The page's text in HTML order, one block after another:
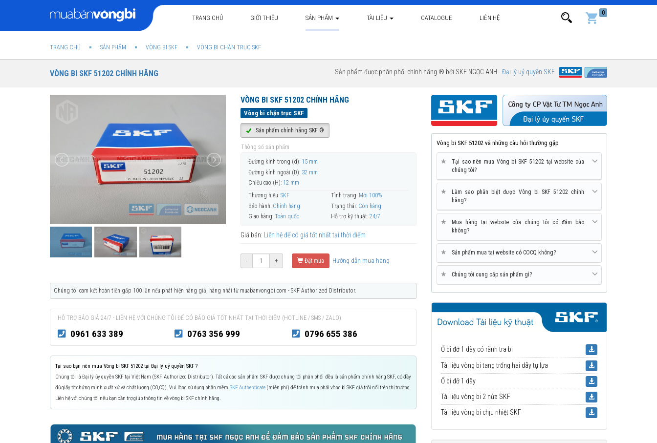
TRANG CHỦ GIỚI THIỆU SẢN PHẨM TÀI LIỆU CATALOGUE LIÊN HỆ
0
TRANG CHỦ SẢN PHẨM VÒNG BI SKF VÒNG BI CHẶN TRỤC SKF
VÒNG BI SKF 51202 CHÍNH HÃNG Sản phẩm được phân phối chính hãng ® bởi SKF NGỌC ANH -Đại lý uỷ quyền SKF
VÒNG BI SKF 51202 CHÍNH HÃNG
Vòng bi chặn trục SKF
Sản phẩm chính hãng SKF ®
Thông số sản phẩm
Đường kính trong (d): 15 mm
Đường kính ngoài (D): 32 mm
Chiều cao (H): 12 mm
Thương hiệu: SKF Tình trạng: Mới 100%
Bảo hành: Chính hãng Trạng thái: Còn hàng
Giao hàng: Toàn quốc Hỗ trợ kỹ thuật: 24/7
Giá bán: Liên hệ để có giá tốt nhất tại thời điểm
- + Đặt mua Hướng dẫn mua hàng
Chúng tôi cam kết hoàn tiền gấp 100 lần nếu phát hiện hàng giả, hàng nhái từ muabanvongbi.com - SKF Authorized Distributor.
HỖ TRỢ BÁO GIÁ 24/7 - LIÊN HỆ VỚI CHÚNG TÔI ĐỂ CÓ BÁO GIÁ TỐT NHẤT TẠI THỜI ĐIỂM (HOTLINE / SMS / ZALO)
0961 633 389 0763 356 999 0796 655 386
Tại sao bạn nên mua Vòng bi SKF 51202 tại Đại lý uỷ quyền SKF ?
Chúng tôi là Đại lý ủy quyền SKF tại Việt Nam (SKF Authorized Distributor). Tất cả các sản phẩm SKF được chúng tôi phân phối đều là sản phẩm chính hãng SKF, có đầy
đủ giấy tờ chứng minh xuất xứ và chất lượng (CO,CQ). Vui lòng sử dụng phần mềm SKF Authenticate(miễn phí) để tránh mua phải vòng bi SKF giả trôi nổi trên thị trường.
Liên hệ với chúng tôi nếu bạn cần trợ giúp thông tin về vòng bi SKF chính hãng.
Vòng bi SKF 51202 và những câu hỏi thường gặp
★
Tại sao nên mua Vòng bi SKF 51202 tại website của
chúng tôi?
★
Làm sao phân biệt được Vòng bi SKF 51202 chính
hãng?
★
Mua hàng tại website của chúng tôi có đảm bảo
không?
★ Sản phẩm mua tại website có COCQ không?
★ Chúng tôi cung cấp sản phẩm gì?
Ổ bi đỡ 1 dãy có rãnh tra bi
Tài liệu vòng bi tang trống hai dãy tự lựa
Ổ bi đỡ 1 dãy
Tài liệu vòng bi 2 nửa SKF
Tài liệu vòng bi chịu nhiệt SKF